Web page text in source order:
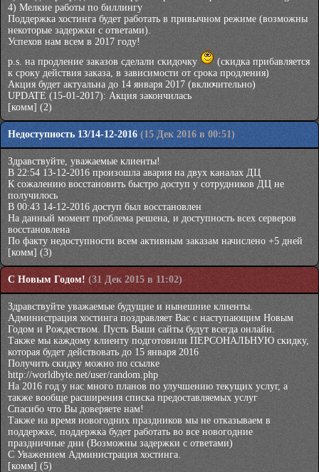
4) Мелкие работы по биллингу
Поддержка хостинга будет работать в привычном режиме (возможны
некоторые задержки с ответами).
Успехов нам всем в 2017 году!
p.s. на продление заказов сделали скидочку
(скидка прибавляется
к сроку действия заказа, в зависимости от срока продления)
Акция будет актуальна до 14 января 2017 (включительно)
UPDATE (15-01-2017): Акция закончилась
[комм] (2)
Недоступность 13/14-12-2016 (15 Дек 2016 в 00:51)
Здравствуйте, уважаемые клиенты!
В 22:54 13-12-2016 произошла авария на двух каналах ДЦ
К сожалению восстановить быстро доступ у сотрудников ДЦ не
получилось
В 00:43 14-12-2016 доступ был восстановлен
На данный момент проблема решена, и доступность всех серверов
восстановлена
По факту недоступности всем активным заказам начислено +5 дней
[комм] (3)
С Новым Годом! (31 Дек 2015 в 11:02)
Здравствуйте уважаемые будущие и нынешние клиенты.
Администрация хостинга поздравляет Вас с наступающим Новым
Годом и Рождеством. Пусть Ваши сайты будут всегда онлайн.
Также мы каждому клиенту подготовили ПЕРСОНАЛЬНУЮ скидку,
которая будет действовать до 15 января 2016
Получить скидку можно по ссылке
http://worldbyte.net/user/random.php
На 2016 год у нас много планов по улучшению текущих услуг, а
также вообще расширения списка предоставляемых услуг
Спасибо что Вы доверяете нам!
Также на время новогодних праздников мы не отказываем в
поддержке, поддержка будет работать во все новогодние
праздничные дни (Возможны задержки с ответами)
С Уважением Администрация хостинга.
[комм] (5)